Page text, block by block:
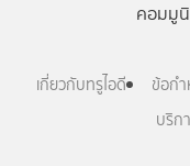
คอมมู
เกี่ยวกับทรูไอดี ข้อกำ
บริก